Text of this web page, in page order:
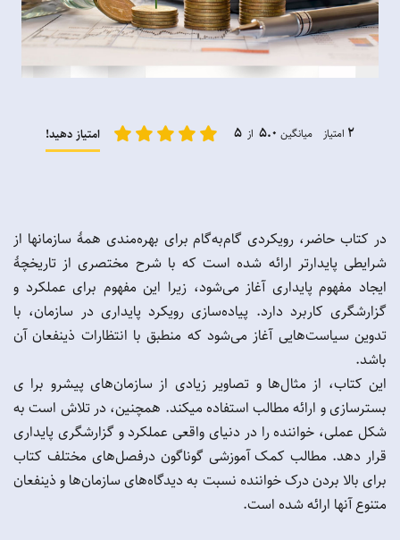
2 امتیاز میانگین 5.0 از 5 امتیاز دهید!
در کتاب حاضر، رویکردی گام‌به‌گام برای بهره‌مندی همۀ سازمانها از
شرایطی پایدارتر ارائه شده است که با شرح مختصری از تاریخچۀ
ایجاد مفهوم پایداری آغاز می‌شود، زیرا این مفهوم برای عملکرد و
گزارشگری کاربرد دارد. پیاده‌سازی رویکرد پایداری در سازمان، با
تدوین سیاست‌هایی آغاز می‌شود که منطبق با انتظارات ذینفعان آن
باشد.
این کتاب، از مثال‌ها و تصاویر زیادی از سازمان‌های پیشرو برا ی
بسترسازی و ارائه مطالب استفاده میکند. همچنین، در تلاش است به
شکل عملی، خواننده را در دنیای واقعی عملکرد و گزارشگری پایداری
قرار دهد. مطالب کمک آموزشی گوناگون درفصل‌های مختلف کتاب
برای بالا بردن درک خواننده نسبت به دیدگاه‌های سازمان‌ها و ذینفعان
متنوع آنها ارائه شده است.